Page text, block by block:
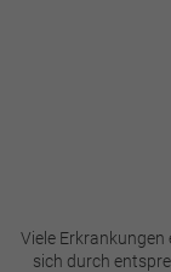
Viele
sich durch